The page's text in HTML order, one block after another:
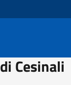
Cesinali